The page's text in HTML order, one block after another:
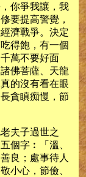
你爭我讓，我
要提高警覺，
濟戰爭。決定
得飽，有一個
萬不要好面
佛菩薩、天龍
的沒有看在眼
貪瞋痴慢，節
夫子過世之
個字︰「溫、
良；處事待人
小心，節儉、